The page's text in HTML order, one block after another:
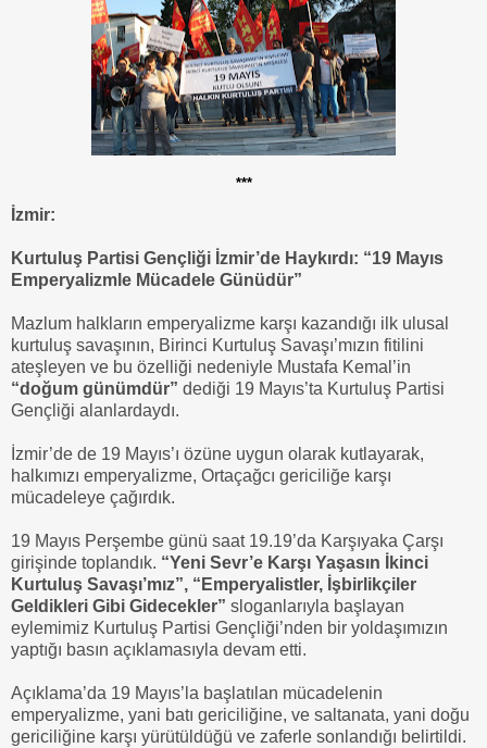
***
İzmir:
Kurtuluş Partisi Gençliği İzmir’de Haykırdı: “19 Mayıs
Emperyalizmle Mücadele Günüdür”
Mazlum halkların emperyalizme karşı kazandığı ilk ulusal
kurtuluş savaşının, Birinci Kurtuluş Savaşı’mızın fitilini
ateşleyen ve bu özelliği nedeniyle Mustafa Kemal’in
“doğum günümdür” dediği 19 Mayıs’ta Kurtuluş Partisi
Gençliği alanlardaydı.
İzmir’de de 19 Mayıs’ı özüne uygun olarak kutlayarak,
halkımızı emperyalizme, Ortaçağcı gericiliğe karşı
mücadeleye çağırdık.
19 Mayıs Perşembe günü saat 19.19’da Karşıyaka Çarşı
girişinde toplandık. “Yeni Sevr’e Karşı Yaşasın İkinci
Kurtuluş Savaşı’mız”, “Emperyalistler, İşbirlikçiler
Geldikleri Gibi Gidecekler” sloganlarıyla başlayan
eylemimiz Kurtuluş Partisi Gençliği’nden bir yoldaşımızın
yaptığı basın açıklamasıyla devam etti.
Açıklama’da 19 Mayıs’la başlatılan mücadelenin
emperyalizme, yani batı gericiliğine, ve saltanata, yani doğu
gericiliğine karşı yürütüldüğü ve zaferle sonlandığı belirtildi.